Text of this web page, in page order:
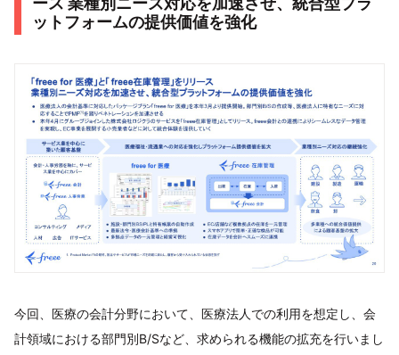
ットフォームの提供価値を強化
今回、医療の会計分野において、医療法人での利用を想定し、会
計領域における部門別B/Sなど、求められる機能の拡充を行いまし